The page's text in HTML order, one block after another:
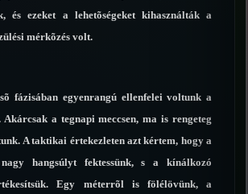
és ezeket a lehetõségeket kihasználták a
mérkõzés volt.
fázisában egyenrangú ellenfelei voltunk a
Akárcsak a tegnapi meccsen, ma is rengeteg
A taktikai értekezleten azt kértem, hogy a
hangsúlyt fektessünk, s a kínálkozó
Egy méterrõl is fölélövünk, a